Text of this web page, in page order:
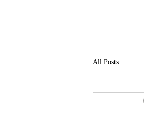
All Posts